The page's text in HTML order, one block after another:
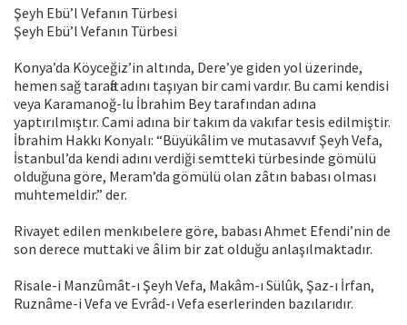
Şeyh Ebü’l Vefanın Türbesi
Şeyh Ebü’l Vefanın Türbesi
Konya’da Köyceğiz’in altında, Dere’ye giden yol üzerinde,
hemen sağ tarafta adını taşıyan bir cami vardır. Bu cami kendisi
veya Karamanoğ-lu İbrahim Bey tarafından adına
yaptırılmıştır. Cami adına bir takım da vakıfar tesis edilmiştir.
İbrahim Hakkı Konyalı: “Büyükâlim ve mutasavvıf Şeyh Vefa,
İstanbul’da kendi adını verdiği semtteki türbesinde gömülü
olduğuna göre, Meram’da gömülü olan zâtın babası olması
muhtemeldir.” der.
Rivayet edilen menkıbelere göre, babası Ahmet Efendi’nin de
son derece muttaki ve âlim bir zat olduğu anlaşılmaktadır.
Risale-i Manzûmât-ı Şeyh Vefa, Makâm-ı Sülûk, Şaz-ı İrfan,
Ruznâme-i Vefa ve Evrâd-ı Vefa eserlerinden bazılarıdır.